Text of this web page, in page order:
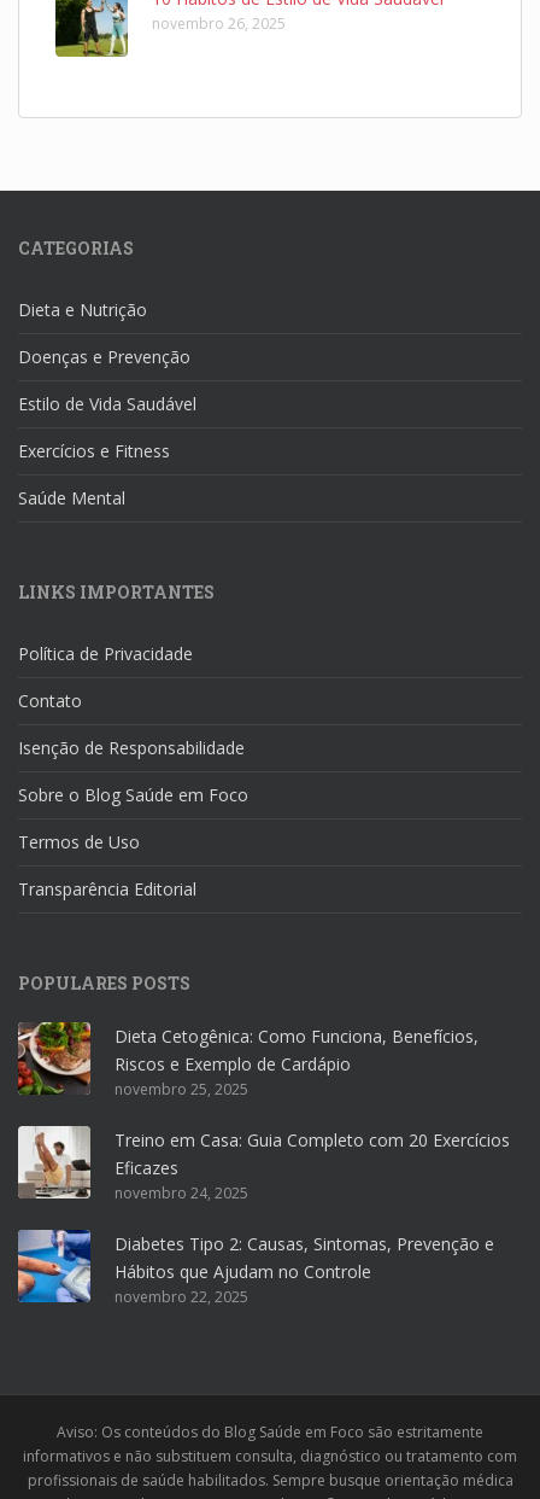
novembro 26, 2025
CATEGORIAS
Dieta e Nutrição
Doenças e Prevenção
Estilo de Vida Saudável
Exercícios e Fitness
Saúde Mental
LINKS IMPORTANTES
Política de Privacidade
Contato
Isenção de Responsabilidade
Sobre o Blog Saúde em Foco
Termos de Uso
Transparência Editorial
POPULARES POSTS
Dieta Cetogênica: Como Funciona, Benefícios,
Riscos e Exemplo de Cardápio
novembro 25, 2025
Treino em Casa: Guia Completo com 20 Exercícios
Eficazes
novembro 24, 2025
Diabetes Tipo 2: Causas, Sintomas, Prevenção e
Hábitos que Ajudam no Controle
novembro 22, 2025
Aviso: Os conteúdos do Blog Saúde em Foco são estritamente
informativos e não substituem consulta, diagnóstico ou tratamento com
profissionais de saúde habilitados. Sempre busque orientação médica